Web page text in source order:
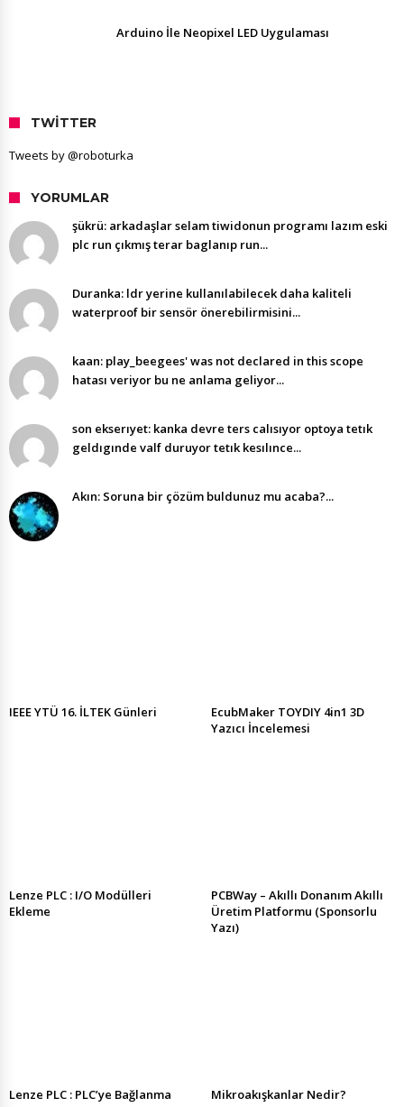
Arduino İle Neopixel LED Uygulaması
TWITTER
Tweets by @roboturka
YORUMLAR
şükrü: arkadaşlar selam tiwidonun programı lazım eski
plc run çıkmış terar baglanıp run...
Duranka: ldr yerine kullanılabilecek daha kaliteli
waterproof bir sensör önerebilirmisini...
kaan: play_beegees' was not declared in this scope
hatası veriyor bu ne anlama geliyor...
son ekserıyet: kanka devre ters calısıyor optoya tetık
geldıgınde valf duruyor tetık kesılınce...
Akın: Soruna bir çözüm buldunuz mu acaba?...
IEEE YTÜ 16. İLTEK Günleri
EcubMaker TOYDIY 4in1 3D
Yazıcı İncelemesi
Lenze PLC : I/O Modülleri
Ekleme
PCBWay – Akıllı Donanım Akıllı
Üretim Platformu (Sponsorlu
Yazı)
Lenze PLC : PLC’ye Bağlanma Mikroakışkanlar Nedir?